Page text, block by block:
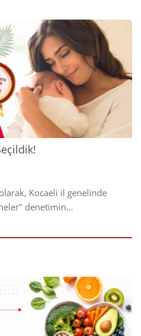
2024
Kocaeli il genelinde
denetimin...